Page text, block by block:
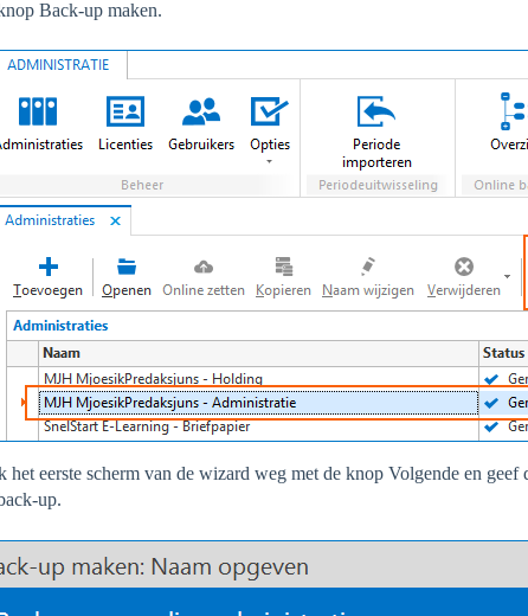
Back-up maken.
het eerste scherm van de wizard weg met de knop Volgende en
up.